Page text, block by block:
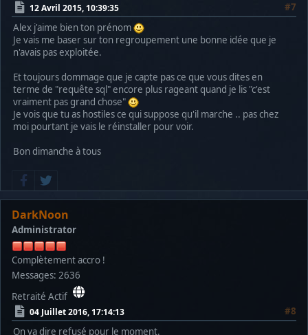
12 Avril 2015, 10:39:35
#7
Alex j'aime bien ton prénom
Je vais me baser sur ton regroupement une bonne idée que je
n'avais pas exploitée.
Et toujours dommage que je capte pas ce que vous dites en
terme de "requête sql" encore plus rageant quand je lis "c'est
vraiment pas grand chose"
Je vois que tu as hostiles ce qui suppose qu'il marche .. pas chez
moi pourtant je vais le réinstaller pour voir.
Bon dimanche à tous
DarkNoon
Administrator
Complètement accro !
Messages: 2636
Retraité Actif
04 Juillet 2016, 17:14:13
#8
On va dire refusé pour le moment.